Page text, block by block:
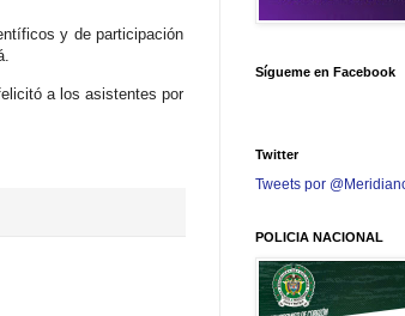
y de participación
a los asistentes por
Sígueme en Facebook
Twitter
Tweets por
POLICIA NACIONAL